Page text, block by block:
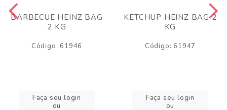
BARBECUE HEINZ BAG
2 KG
Código: 61946
Faça seu login
ou
KETCHUP HEINZ BAG 2
KG
Código: 61947
Faça seu login
ou